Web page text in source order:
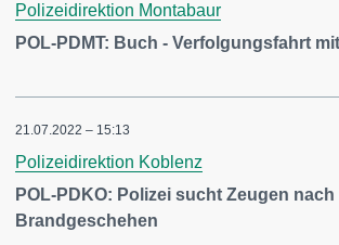
Polizeidirektion Montabaur
POL-PDMT: Buch - Verfolgungsfahrt
21.07.2022 – 15:13
Polizeidirektion Koblenz
POL-PDKO: Polizei sucht Zeugen nach
Brandgeschehen